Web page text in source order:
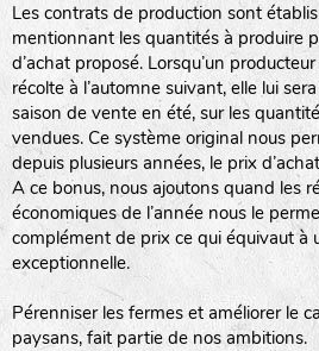
Les contrats de production sont
mentionnant les quantités à produire
d’achat proposé. Lorsqu’un
récolte à l’automne suivant, elle lui
saison de vente en été, sur les
vendues. Ce système original nous
depuis plusieurs années, le prix
A ce bonus, nous ajoutons quand les
économiques de l’année nous le
complément de prix ce qui équivaut à
exceptionnelle.
Pérenniser les fermes et améliorer le
paysans, fait partie de nos ambitions.
LA RÉFÉRENCE :FBEL20BPA1A (en
F : Fleurs.
Les autres catégories étant :
E: Engrais vert
: Légumes
A: Aromatiques